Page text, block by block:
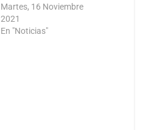
Martes, 16 Noviembre
2021
En "Noticias"